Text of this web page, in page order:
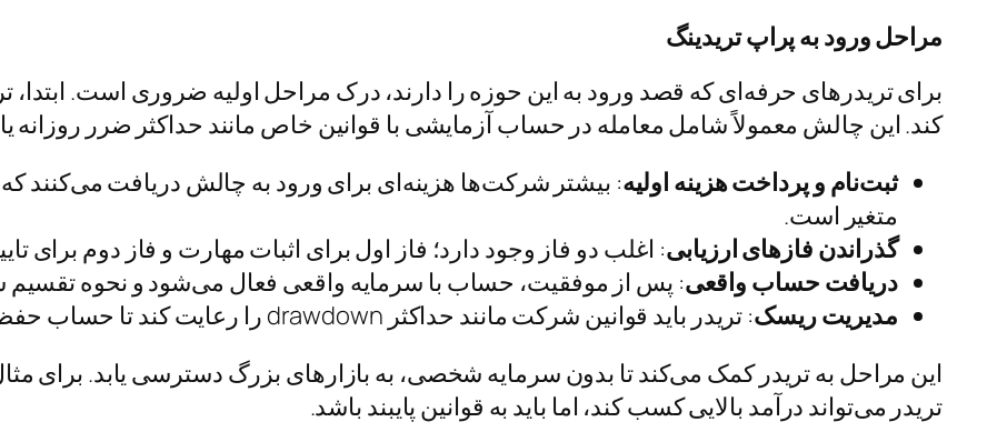
مراحل ورود به پراپ تریدینگ
برای تریدرهای حرفه‌ای که قصد ورود به این حوزه را دارند، درک مراحل اولیه ضروری است. ابتدا،
کند. این چالش معمولاً شامل معامله در حساب آزمایشی با قوانین خاص مانند حداکثر ضرر
ثبت‌نام و پرداخت هزینه اولیه
متغیر است.
گذراندن فازهای ارزیابی: اغلب دو فاز وجود دارد؛ فاز اول برای اثبات مهارت و فاز دوم برای
دریافت حساب واقعی: پس از موفقیت، حساب با سرمایه واقعی فعال می‌شود و نحوه تقسیم
مدیریت ریسک: تریدر باید قوانین شرکت مانند حداکثر drawdown را رعایت کند تا حساب حفظ شود.
تریدر می‌تواند درآمد بالایی کسب کند، اما باید به قوانین پایبند باشد.